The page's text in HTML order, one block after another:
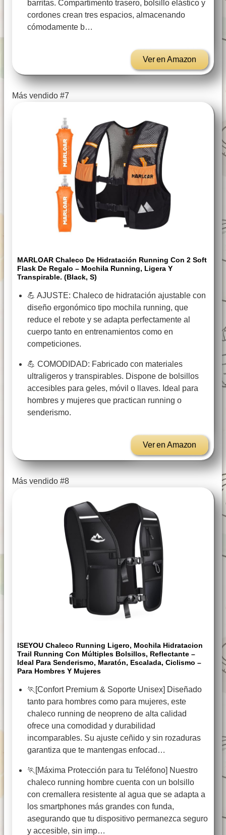
barritas. Compartimento trasero, bolsillo elástico y
cordones crean tres espacios, almacenando
cómodamente b…
Ver en Amazon
Más vendido #7
MARLOAR Chaleco De Hidratación Running Con 2 Soft
Flask De Regalo – Mochila Running, Ligera Y
Transpirable. (Black, S)
💪 AJUSTE: Chaleco de hidratación ajustable con
diseño ergonómico tipo mochila running, que
reduce el rebote y se adapta perfectamente al
cuerpo tanto en entrenamientos como en
competiciones.
💪 COMODIDAD: Fabricado con materiales
ultraligeros y transpirables. Dispone de bolsillos
accesibles para geles, móvil o llaves. Ideal para
hombres y mujeres que practican running o
senderismo.
Ver en Amazon
Más vendido #8
ISEYOU Chaleco Running Ligero, Mochila Hidratacion
Trail Running Con Múltiples Bolsillos, Reflectante –
Ideal Para Senderismo, Maratón, Escalada, Ciclismo –
Para Hombres Y Mujeres
🏃‍[Confort Premium & Soporte Unisex] Diseñado
tanto para hombres como para mujeres, este
chaleco running de neopreno de alta calidad
ofrece una comodidad y durabilidad
incomparables. Su ajuste ceñido y sin rozaduras
garantiza que te mantengas enfocad…
🏃‍[Máxima Protección para tu Teléfono] Nuestro
chaleco running hombre cuenta con un bolsillo
con cremallera resistente al agua que se adapta a
los smartphones más grandes con funda,
asegurando que tu dispositivo permanezca seguro
y accesible, sin imp…